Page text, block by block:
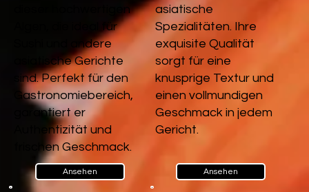
dieser hochwertigen
Algen, die ideal für
Sushi und andere
asiatische Gerichte
sind. Perfekt für den
Gastronomiebereich,
garantiert er
Authentizität und
frischen Geschmack.
Ansehen
asiatische
Spezialitäten. Ihre
exquisite Qualität
sorgt für eine
knusprige Textur und
einen vollmundigen
Geschmack in jedem
Gericht.
Ansehen